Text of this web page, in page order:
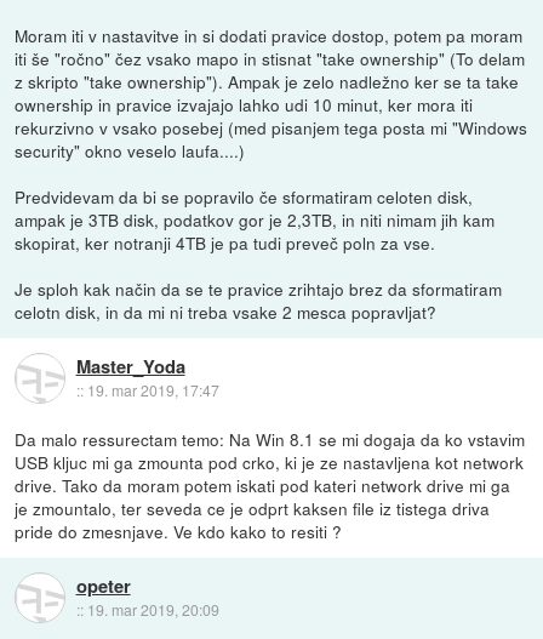
Moram iti v nastavitve in si dodati pravice dostop, potem pa moram
iti še "ročno" čez vsako mapo in stisnat "take ownership" (To delam
z skripto "take ownership"). Ampak je zelo nadležno ker se ta take
ownership in pravice izvajajo lahko udi 10 minut, ker mora iti
rekurzivno v vsako posebej (med pisanjem tega posta mi "Windows
security" okno veselo laufa....)
Predvidevam da bi se popravilo če sformatiram celoten disk,
ampak je 3TB disk, podatkov gor je 2,3TB, in niti nimam jih kam
skopirat, ker notranji 4TB je pa tudi preveč poln za vse.
Je sploh kak način da se te pravice zrihtajo brez da sformatiram
celotn disk, in da mi ni treba vsake 2 mesca popravljat?
Master_Yoda
:: 19. mar 2019, 17:47
Da malo ressurectam temo: Na Win 8.1 se mi dogaja da ko vstavim
USB kljuc mi ga zmounta pod crko, ki je ze nastavljena kot network
drive. Tako da moram potem iskati pod kateri network drive mi ga
je zmountalo, ter seveda ce je odprt kaksen file iz tistega driva
pride do zmesnjave. Ve kdo kako to resiti ?
opeter
:: 19. mar 2019, 20:09